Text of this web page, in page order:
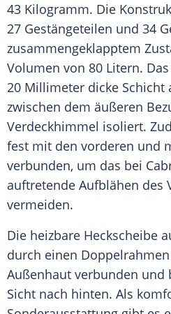
43 Kilogramm. Die
27 Gestängeteilen und 34
zusammengeklapptem
Volumen von 80 Litern. Das
20 Millimeter dicke Schicht
zwischen dem äußeren
Verdeckhimmel isoliert.
fest mit den vorderen und
verbunden, um das bei
auftretende Aufblähen des
vermeiden.
Die heizbare Heckscheibe
durch einen
Außenhaut verbunden und
Sicht nach hinten. Als